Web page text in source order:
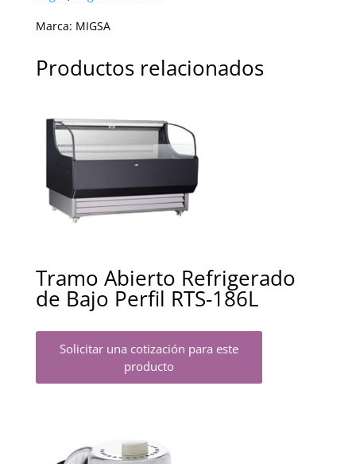
Marca: MIGSA
Productos relacionados
Tramo Abierto Refrigerado
de Bajo Perfil RTS-186L
Solicitar una cotización para este
producto